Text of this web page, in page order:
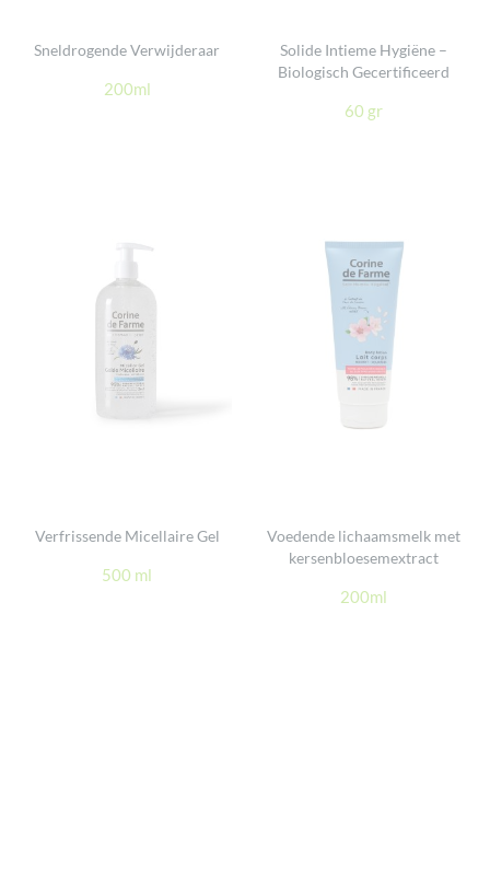
Sneldrogende Verwijderaar
200ml
Solide Intieme Hygiëne –
Biologisch Gecertificeerd
60 gr
Verfrissende Micellaire Gel
500 ml
Voedende lichaamsmelk met
kersenbloesemextract
200ml